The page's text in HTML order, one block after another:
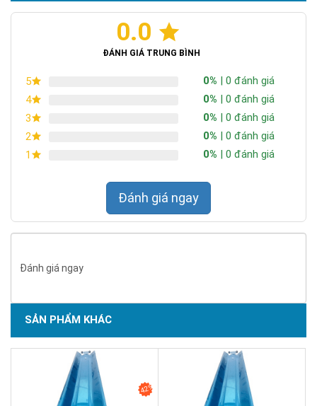
0.0
ĐÁNH GIÁ TRUNG BÌNH
5 0% | 0 đánh giá
4
0% | 0 đánh giá
3
0% | 0 đánh giá
2
0% | 0 đánh giá
1
0% | 0 đánh giá
Đánh giá ngay
Đánh giá ngay
SẢN PHẨM KHÁC
42%